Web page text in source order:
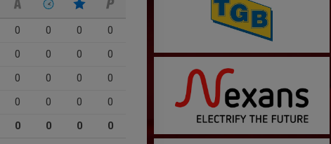
0 0 0
0
0 0 0
0
0 0 0
0
0 0 0
0
0 0 0 0